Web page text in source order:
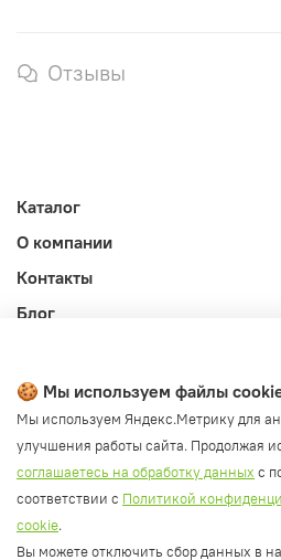
Отзывы
Каталог
О компании
Контакты
Блог
Публичная оферта
Политика конфиденциальности
Согласие на обработку ПД
Согласие на рассылку
Согласие на обработку cookie
🍪 Мы используем файлы
Мы используем Яндекс.Метрику для
улучшения работы сайта. Продолжая
соглашаетесь на обработку данных с
соответствии с Политикой
cookie.
Вы можете отключить сбор данных в